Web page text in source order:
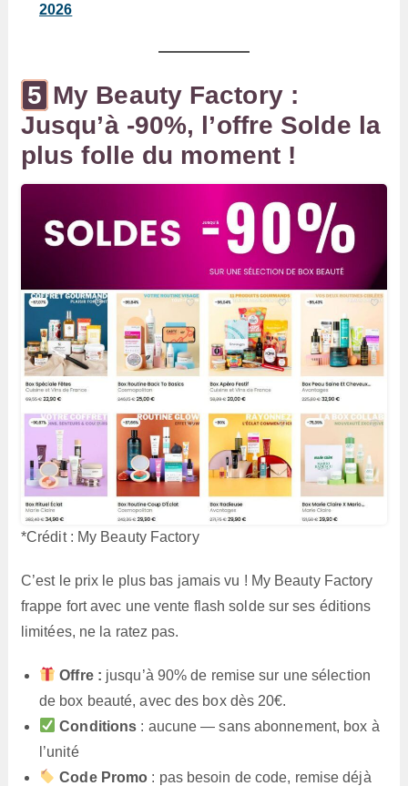
2026
My Beauty Factory :
Jusqu’à -90%, l’offre Solde la
plus folle du moment !
*Crédit : My Beauty Factory
C’est le prix le plus bas jamais vu ! My Beauty Factory
frappe fort avec une vente flash solde sur ses éditions
limitées, ne la ratez pas.
Offre : jusqu’à 90% de remise sur une sélection
de box beauté, avec des box dès 20€.
Conditions : aucune — sans abonnement, box à
l’unité
Code Promo : pas besoin de code, remise déjà